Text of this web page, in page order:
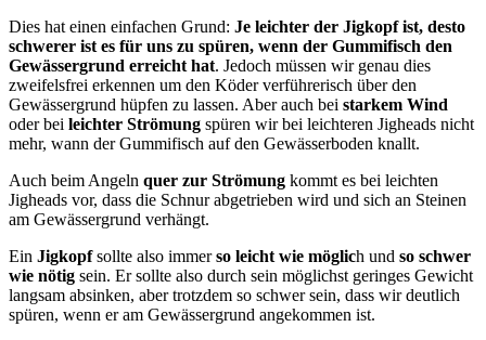
Dies hat einen einfachen Grund: Je leichter der Jigkopf ist, desto
schwerer ist es für uns zu spüren, wenn der Gummifisch den
Gewässergrund erreicht hat. Jedoch müssen wir genau dies
zweifelsfrei erkennen um den Köder verführerisch über den
Gewässergrund hüpfen zu lassen. Aber auch bei starkem Wind
oder bei leichter Strömung spüren wir bei leichteren Jigheads nicht
mehr, wann der Gummifisch auf den Gewässerboden knallt.
Auch beim Angeln quer zur Strömung kommt es bei leichten
Jigheads vor, dass die Schnur abgetrieben wird und sich an Steinen
am Gewässergrund verhängt.
Ein Jigkopfsollte also immerso leicht wie möglich und so schwer
wie nötig sein. Er sollte also durch sein möglichst geringes Gewicht
langsam absinken, aber trotzdem so schwer sein, dass wir deutlich
spüren, wenn er am Gewässergrund angekommen ist.